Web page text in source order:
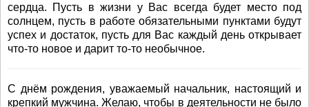
сердца. Пусть в жизни у Вас всегда будет место под
солнцем, пусть в работе обязательными пунктами будут
успех и достаток, пусть для Вас каждый день открывает
что-то новое и дарит то-то необычное.
С днём рождения, уважаемый начальник, настоящий и
крепкий мужчина. Желаю, чтобы в деятельности не было